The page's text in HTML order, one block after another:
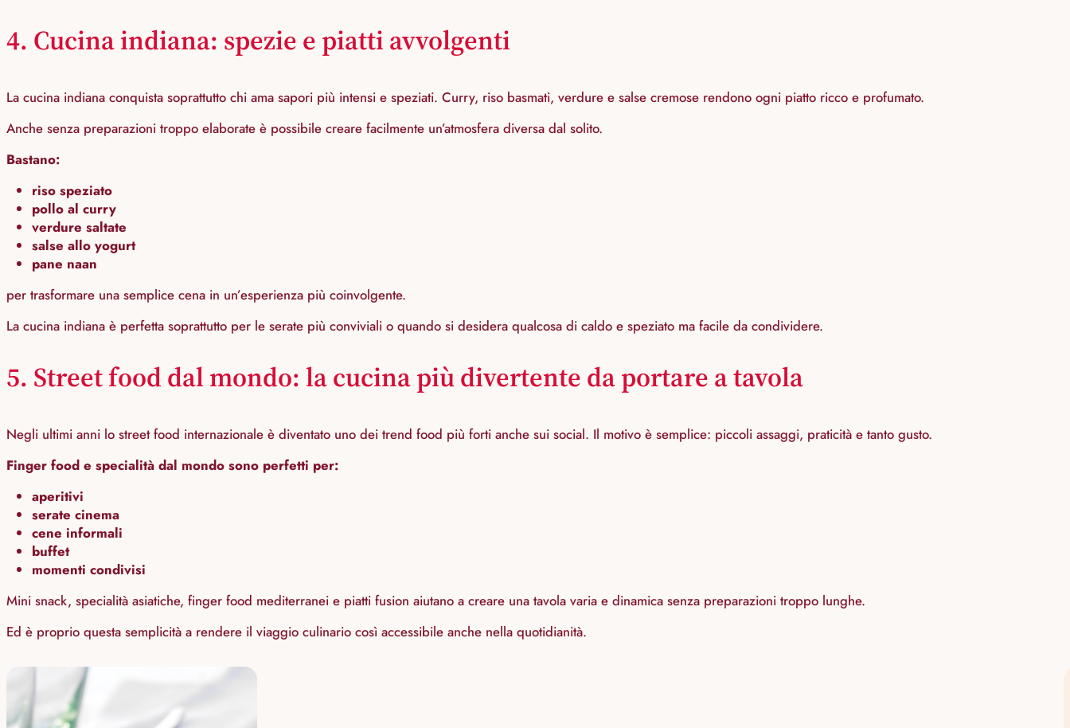
4. Cucina indiana: spezie e piatti avvolgenti
La cucina indiana conquista soprattutto chi ama sapori più intensi e speziati. Curry, riso basmati, verdure e salse cremose rendono ogni piatto ricco e profumato.
Anche senza preparazioni troppo elaborate è possibile creare facilmente un’atmosfera diversa dal solito.
Bastano:
riso speziato
pollo al curry
verdure saltate
salse allo yogurt
pane naan
per trasformare una semplice cena in un’esperienza più coinvolgente.
La cucina indiana è perfetta soprattutto per le serate più conviviali o quando si desidera qualcosa di caldo e speziato ma facile da condividere.
5. Street food dal mondo: la cucina più divertente da portare a tavola
Negli ultimi anni lo street food internazionale è diventato uno dei trend food più forti anche sui social. Il motivo è semplice: piccoli assaggi, praticità e tanto gusto.
Finger food e specialità dal mondo sono perfetti per:
aperitivi
serate cinema
cene informali
buffet
momenti condivisi
Mini snack, specialità asiatiche, finger food mediterranei e piatti fusion aiutano a creare una tavola varia e dinamica senza preparazioni troppo lunghe.
Ed è proprio questa semplicità a rendere il viaggio culinario così accessibile anche nella quotidianità.